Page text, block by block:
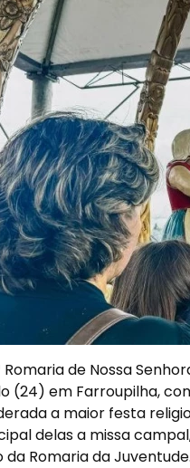
Romaria de Nossa
(24) em Farroupilha,
a maior festa
delas a missa
da Romaria da Juventude.